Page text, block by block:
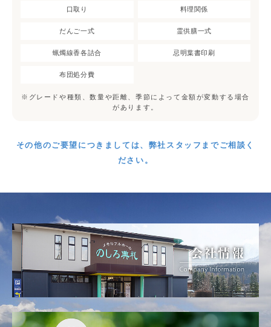
口取り 料理関係
だんご一式 霊供膳一式
蝋燭線香各詰合 忌明葉書印刷
布団処分費
※グレードや種類、数量や距離、季節によって金額が変動する場合
があります。
その他のご要望につきましては、弊社スタッフまでご相談く
ださい。